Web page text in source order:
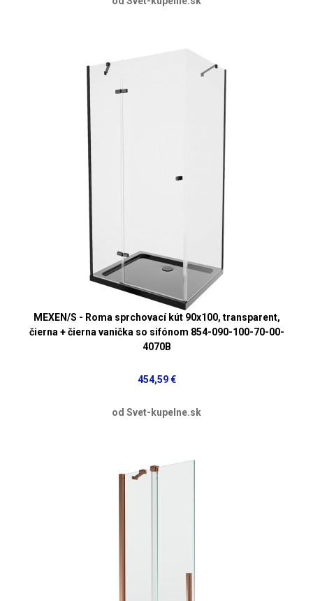
MEXEN/S - Roma sprchovací kút 90x100, transparent,
čierna + čierna vanička so sifónom 854-090-100-70-00-
4070B
454,59 €
od Svet-kupelne.sk